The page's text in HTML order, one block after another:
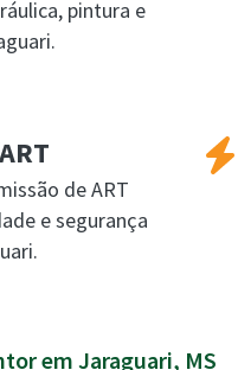
pintura e
de ART
e segurança
em Jaraguari, MS